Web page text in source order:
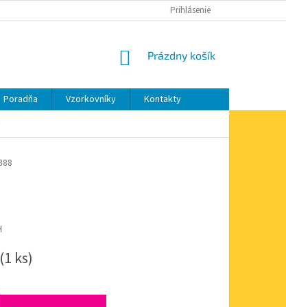
OCHRANY OSOBNÝCH ÚDAJOV MOJA OBJEDNÁVKA
Prihlásenie
NÁKUPNÝ
Prázdny košík
Poradňa Vzorkovníky
Kontakty
(1 ks)